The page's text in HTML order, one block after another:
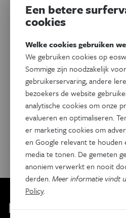
Helpt
tegen covid-
Vandaag start een grote
medicatie die nu gebruikt
reuma een overmatige
infectie kan afremmen en zo de
DoorEls
Kies je nieuwsbrief
Een betere
cookies
Welke cookies gebruiken
We gebruiken cookies op
Sommige zijn noodzakelijk
gebruikerservaring, andere
bezoekers de website
analytische cookies om onze
evalueren en optimaliseren.
er marketing cookies om
en Google relevant te houden
media te tonen. De gemeten
anoniem verwerkt en nooit
derden.Meer informatie vindt
Policy.